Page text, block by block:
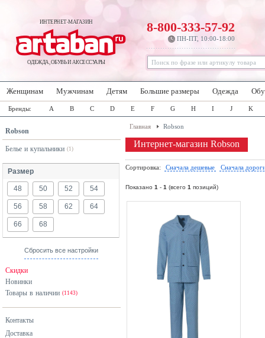
ИНТЕРНЕТ-МАГАЗИН
ОДЕЖДА, ОБУВЬ И АКСЕССУАРЫ
8-800-333-57-92
ПН-ПТ, 10:00-18:00
Женщинам Мужчинам Детям Большие размеры Одежда
Бренды: A B C D E F G H I J K
Robson
Белье и купальники (1)
Размер
48 50 52 54
56 58 62 64
66 68
Сбросить все настройки
Скидки
Новинки
Товары в наличии (1143)
Контакты
Доставка
Главная Robson
Интернет-магазин Robson
Сортировка: Сначала дешевые Сначала
Показано 1 - 1 (всего 1 позиций)